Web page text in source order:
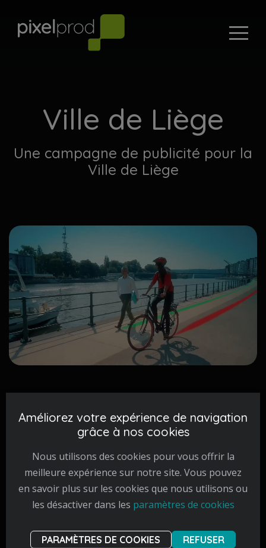
Ville de Liège
Une campagne de publicité pour la
Ville de Liège
Nos réalisations
Améliorez votre expérience de navigation
grâce à nos cookies
Nous utilisons des cookies pour vous offrir la
meilleure expérience sur notre site. Vous pouvez
en savoir plus sur les cookies que nous utilisons ou
les désactiver dans les paramètres de cookies
PARAMÈTRES DE COOKIES
REFUSER